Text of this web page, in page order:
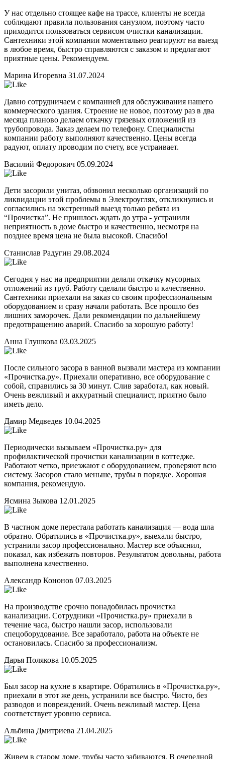
У нас отдельно стоящее кафе на трассе, клиенты не всегда
соблюдают правила пользования санузлом, поэтому часто
приходится пользоваться сервисом очистки канализации.
Сантехники этой компании моментально реагируют на выезд
в любое время, быстро справляются с заказом и предлагают
приятные цены. Рекомендуем.
Марина Игоревна 31.07.2024
Давно сотрудничаем с компанией для обслуживания нашего
коммерческого здания. Строение не новое, поэтому раз в два
месяца планово делаем откачку грязевых отложений из
трубопровода. Заказ делаем по телефону. Специалисты
компании работу выполняют качественно. Цены всегда
радуют, оплату проводим по счету, все устраивает.
Василий Федорович 05.09.2024
Дети засорили унитаз, обзвонил несколько организаций по
ликвидации этой проблемы в Электроуглях, откликнулись и
согласились на экстренный выезд только ребята из
“Прочистка”. Не пришлось ждать до утра - устранили
неприятность в доме быстро и качественно, несмотря на
позднее время цена не была высокой. Спасибо!
Станислав Радугин 29.08.2024
Сегодня у нас на предприятии делали откачку мусорных
отложений из труб. Работу сделали быстро и качественно.
Сантехники приехали на заказ со своим профессиональным
оборудованием и сразу начали работать. Все прошло без
лишних заморочек. Дали рекомендации по дальнейшему
предотвращению аварий. Спасибо за хорошую работу!
Анна Глушкова 03.03.2025
После сильного засора в ванной вызвали мастера из компании
«Прочистка.ру». Приехали оперативно, все оборудование с
собой, справились за 30 минут. Слив заработал, как новый.
Очень вежливый и аккуратный специалист, приятно было
иметь дело.
Дамир Медведев 10.04.2025
Периодически вызываем «Прочистка.ру» для
профилактической прочистки канализации в коттедже.
Работают четко, приезжают с оборудованием, проверяют всю
систему. Засоров стало меньше, трубы в порядке. Хорошая
компания, рекомендую.
Ясмина Зыкова 12.01.2025
В частном доме перестала работать канализация — вода шла
обратно. Обратились в «Прочистка.ру», выехали быстро,
устранили засор профессионально. Мастер все объяснил,
показал, как избежать повторов. Результатом довольны, работа
выполнена качественно.
Александр Кононов 07.03.2025
На производстве срочно понадобилась прочистка
канализации. Сотрудники «Прочистка.ру» приехали в
течение часа, быстро нашли засор, использовали
спецоборудование. Все заработало, работа на объекте не
остановилась. Спасибо за профессионализм.
Дарья Полякова 10.05.2025
Был засор на кухне в квартире. Обратились в «Прочистка.ру»,
приехали в этот же день, устранили все быстро. Чисто, без
разводов и повреждений. Очень вежливый мастер. Цена
соответствует уровню сервиса.
Альбина Дмитриева 21.04.2025
Живем в старом доме, трубы часто забиваются. В очередной